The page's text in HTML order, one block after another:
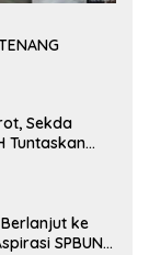
Sekda
Tuntaskan
ke
SPBUN